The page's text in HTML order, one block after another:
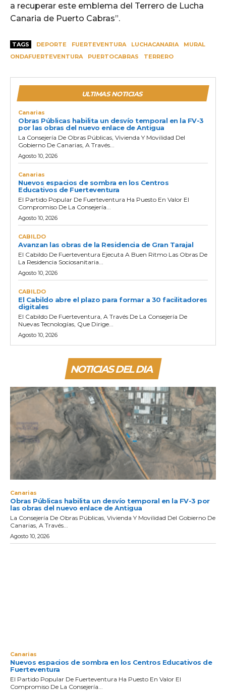
a recuperar este emblema del Terrero de Lucha
Canaria de Puerto Cabras”.
TAGS DEPORTE FUERTEVENTURA LUCHACANARIA
MURAL
ONDAFUERTEVENTURA
PUERTOCABRAS TERRERO
ULTIMAS NOTICIAS
Canarias
Obras Públicas habilita un desvío temporal en la FV-3
por las obras del nuevo enlace de Antigua
La Consejería De Obras Públicas, Vivienda Y Movilidad Del
Gobierno De Canarias, A Través...
Agosto 10, 2026
Canarias
Nuevos espacios de sombra en los Centros
Educativos de Fuerteventura
El Partido Popular De Fuerteventura Ha Puesto En Valor El
Compromiso De La Consejería...
Agosto 10, 2026
CABILDO
Avanzan las obras de la Residencia de Gran Tarajal
El Cabildo De Fuerteventura Ejecuta A Buen Ritmo Las Obras De
La Residencia Sociosanitaria...
Agosto 10, 2026
CABILDO
El Cabildo abre el plazo para formar a 30 facilitadores
digitales
El Cabildo De Fuerteventura, A Través De La Consejería De
Nuevas Tecnologías, Que Dirige...
Agosto 10, 2026
NOTICIAS DEL DIA
Canarias
Obras Públicas habilita un desvío temporal en la FV-3 por
las obras del nuevo enlace de Antigua
La Consejería De Obras Públicas, Vivienda Y Movilidad Del Gobierno De
Canarias, A Través...
Agosto 10, 2026
Canarias
Nuevos espacios de sombra en los Centros Educativos de
Fuerteventura
El Partido Popular De Fuerteventura Ha Puesto En Valor El
Compromiso De La Consejería...